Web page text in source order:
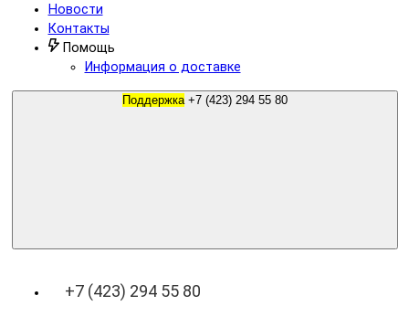
Новости
Контакты
Помощь
Информация о доставке
Поддержка +7 (423) 294 55 80
+7 (423) 294 55 80